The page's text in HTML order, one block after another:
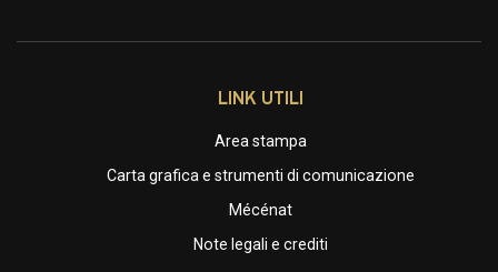
LINK UTILI
Area stampa
Carta grafica e strumenti di comunicazione
Mécénat
Note legali e crediti